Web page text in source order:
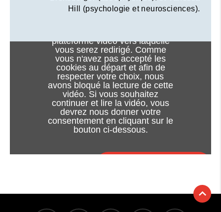
Hill (psychologie et neurosciences).
Le visionnage de cette vidéo
plateforme vidéo vers laquelle
vous serez redirigé. Comme
vous n'avez pas accepté les
cookies au départ et afin de
respecter votre choix, nous
avons bloqué la lecture de cette
vidéo. Si vous souhaitez
continuer et lire la vidéo, vous
devrez nous donner votre
consentement en cliquant sur le
bouton ci-dessous.
Consentement à l'utilisation des cookies